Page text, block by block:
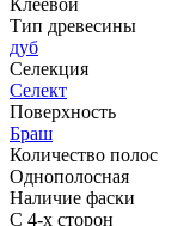
Клеевой
Тип древесины
дуб
Селекция
Селект
Поверхность
Браш
Количество полос
Однополосная
Наличие фаски
С 4-х сторон